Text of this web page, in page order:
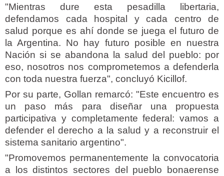
"Mientras dure esta pesadilla libertaria,
defendamos cada hospital y cada centro de
salud porque es ahí donde se juega el futuro de
la Argentina. No hay futuro posible en nuestra
Nación si se abandona la salud del pueblo: por
eso, nosotros nos comprometemos a defenderla
con toda nuestra fuerza", concluyó Kicillof.
Por su parte, Gollan remarcó: "Este encuentro es
un paso más para diseñar una propuesta
participativa y completamente federal: vamos a
defender el derecho a la salud y a reconstruir el
sistema sanitario argentino".
"Promovemos permanentemente la convocatoria
a los distintos sectores del pueblo bonaerense